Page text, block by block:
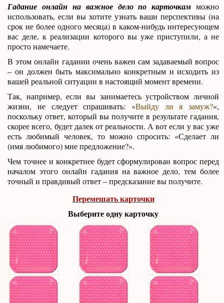
Гадание онлайн на важное дело по карточкам можно
использовать, если вы хотите узнать ваши перспективы (на
срок не более одного месяца) в каком-нибудь интересующем
вас деле, к реализации которого вы уже приступили, а не
просто намечаете.
В этом онлайн гадании очень важен сам задаваемый вопрос
– он должен быть максимально конкретным и исходить из
вашей реальной ситуации в настоящий момент времени.
Так, например, если вы занимаетесь устройством личной
жизни, не следует спрашивать: «Выйду ли я замуж?«,
поскольку ответ, который вы получите в результате гадания,
скорее всего, будет далек от реальности. А вот если у вас уже
есть любимый человек, то можно спросить: «Сделает ли
(имя любимого) мне предложение?».
Чем точнее и конкретнее будет сформулирован вопрос перед
началом этого онлайн гадания на важное дело, тем более
точный и правдивый ответ – предсказание вы получите.
Перемешать карточки
Выберите одну карточку